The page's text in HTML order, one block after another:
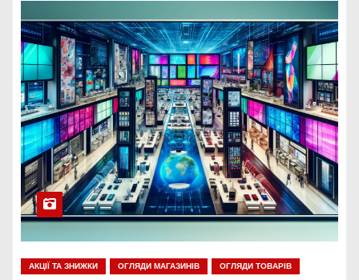
АКЦІЇ ТА ЗНИЖКИ ОГЛЯДИ МАГАЗИНІВ ОГЛЯДИ ТОВАРІВ